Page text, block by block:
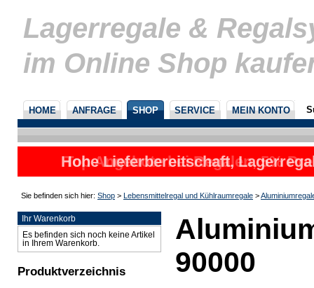
Lagerregale &
im Online Shop
HOME ANFRAGE SHOP SERVICE MEIN KONTO
Top Angebote bei Regalen, 5%
Hohe Lieferbereitschaft,
nicht
Sie befinden sich hier: Shop > Lebensmittelregal und Kühlraumregale >
Ihr Warenkorb
Es befinden sich noch keine Artikel
in Ihrem Warenkorb.
Produktverzeichnis
90000